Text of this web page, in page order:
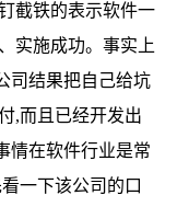
截铁的表示软件一
实施成功。事实上
司结果把自己给坑
,而且已经开发出
情在软件行业是常
一下该公司的口